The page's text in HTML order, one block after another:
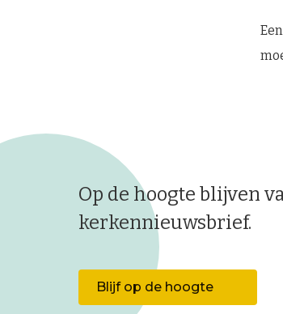
Op de hoogte blijven
kerkennieuwsbrief.
Blijf op de hoogte